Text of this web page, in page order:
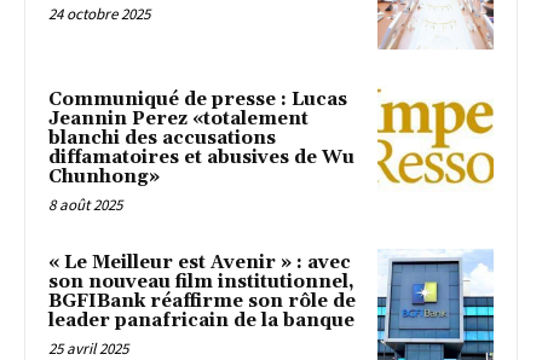
24 octobre 2025
Communiqué de presse : Lucas
Jeannin Perez «totalement
blanchi des accusations
diffamatoires et abusives de Wu
Chunhong»
8 août 2025
« Le Meilleur est Avenir » : avec
son nouveau film institutionnel,
BGFIBank réaffirme son rôle de
leader panafricain de la banque
25 avril 2025